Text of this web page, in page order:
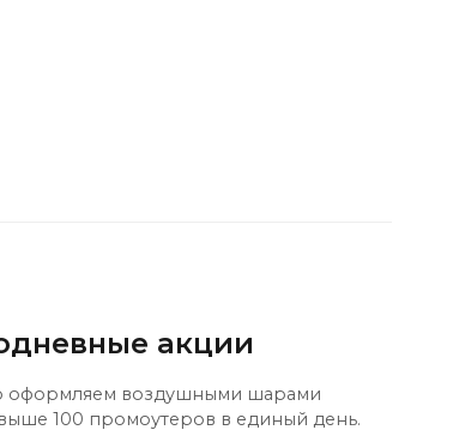
акции
оформляем воздушными шарами
100 промоутеров в единый день.